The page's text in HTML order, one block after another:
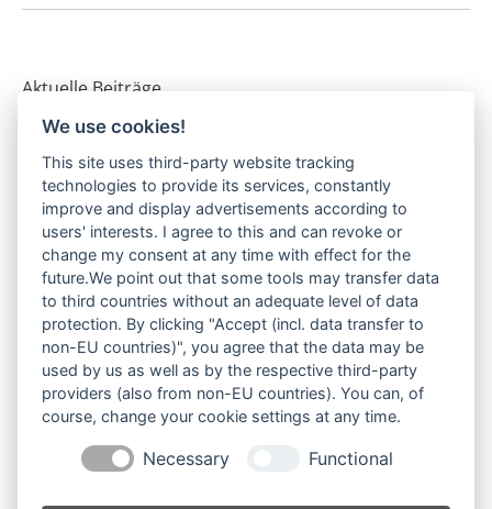
Aktuelle Beiträge
„Wer nix weiß, glaubt jeden Scheiß“
17. Oktober 2025
„Fitzstorm“ für alle Dilettanten
16. Oktober 2025
Dauerbrenner
14. September 2025
Mit spitzer Zunge in der Manege
14. September 2025
Frech, furchtlos, Fitz
2. Juni 2025
We use cookies!
This site uses third-party website tracking
technologies to provide its services, constantly
improve and display advertisements according to
users' interests. I agree to this and can revoke or
change my consent at any time with effect for the
future.We point out that some tools may transfer data
to third countries without an adequate level of data
protection. By clicking "Accept (incl. data transfer to
non-EU countries)", you agree that the data may be
used by us as well as by the respective third-party
providers (also from non-EU countries). You can, of
course, change your cookie settings at any time.
Necessary Functional